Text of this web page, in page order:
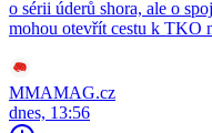
o sérii úderů shora, ale o
mohou otevřít cestu k TKO
MMAMAG.cz
dnes, 13:56